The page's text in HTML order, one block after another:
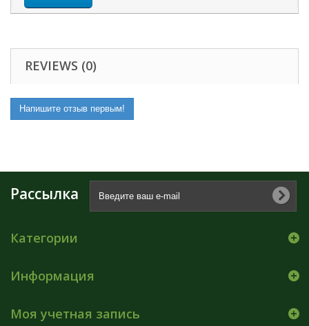
REVIEWS (0)
Напишите отзыв первым!
Рассылка
Категории
Информация
Моя учетная запись